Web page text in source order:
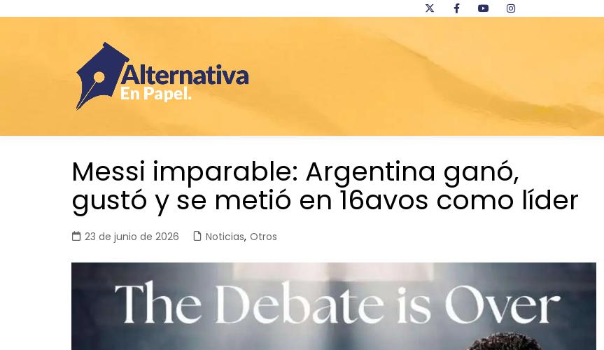
Messi imparable: Argentina ganó,
gustó y se metió en 16avos como líder
23 de junio de 2026 Noticias, Otros